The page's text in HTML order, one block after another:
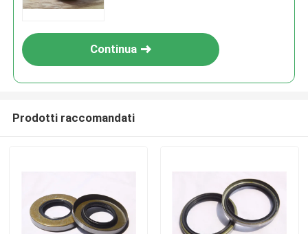
Continua
Prodotti raccomandati